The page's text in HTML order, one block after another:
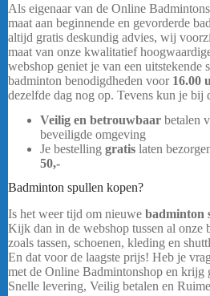
Als eigenaar van de Online
maat aan beginnende en gevorderde
altijd gratis deskundig advies, wij
maat van onze kwalitatief
webshop geniet je van een uitstekende
badminton benodigdheden voor 16.00
dezelfde dag nog op. Tevens kun je bij
Veilig en betrouwbaar betalen
beveiligde omgeving
Je bestelling gratis laten
50,-
Badminton spullen kopen?
Is het weer tijd om nieuwe badminton
Kijk dan in de webshop tussen al onze
zoals tassen, schoenen, kleding en
En dat voor de laagste prijs! Heb je
met de Online Badmintonshop en krijg
Snelle levering, Veilig betalen en